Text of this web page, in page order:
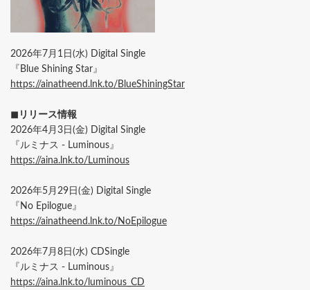
2026年7月1日(水) Digital Single
『Blue Shining Star』
https://ainatheend.lnk.to/BlueShiningStar
◼︎︎リリース情報
2026年4月3日(金) Digital Single
『ルミナス - Luminous』
https://aina.lnk.to/Luminous
2026年5月29日(金) Digital Single
『No Epilogue』
https://ainatheend.lnk.to/NoEpilogue
2026年7月8日(水) CDSingle
『ルミナス - Luminous』
https://aina.lnk.to/luminous_CD